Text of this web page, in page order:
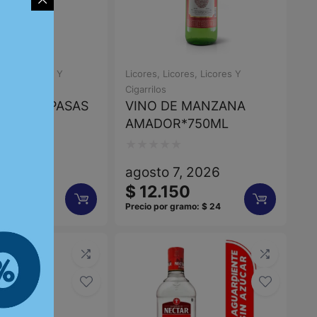
Licores Y
DE PASAS
2026
Licores Licores
Licores Y
Cigarrilos
VINO DE MANZANA
AMADOR*750ML
con
0
agosto 7, 2026
$ 12.150
Precio por gramo:$ 24